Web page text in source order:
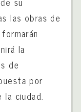
las obras de
la
de
por
la ciudad.